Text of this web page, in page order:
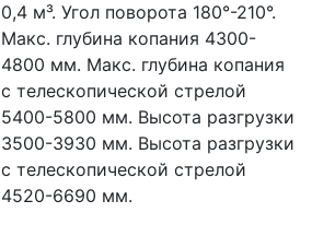
0,4 м³. Угол поворота 180°-210°.
Макс. глубина копания 4300-
4800 мм. Макс. глубина копания
с телескопической стрелой
5400-5800 мм. Высота разгрузки
3500-3930 мм. Высота разгрузки
с телескопической стрелой
4520-6690 мм.